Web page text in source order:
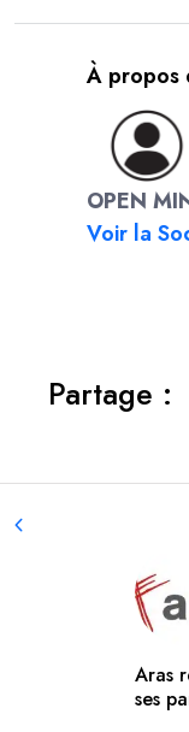
À propos
OPEN
Voir la
Partage :
Aras
ses